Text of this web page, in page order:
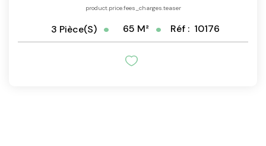
product.price.fees_charges.teaser
3 Pièce(s) 65 M² Réf : 10176